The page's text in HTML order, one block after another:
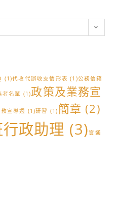
(1)代收代辦收支情形表 (1)公務信箱
者名單 (1)政策及業務宣
宣導週 (1)研習 (1) 簡章 (2)
政助理 (3)資通